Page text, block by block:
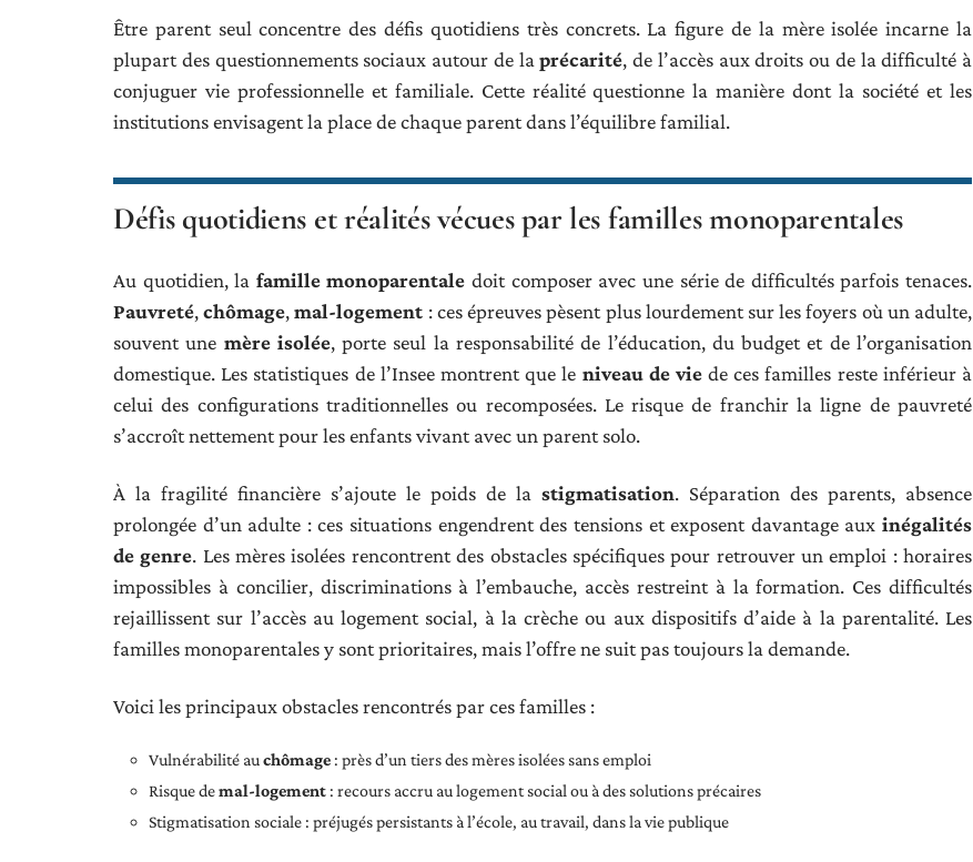
Être parent seul concentre des défis quotidiens très concrets. La figure de la mère isolée incarne la
plupart des questionnements sociaux autour de laprécarité, de l’accès aux droits ou de la difficulté à
conjuguer vie professionnelle et familiale. Cette réalité questionne la manière dont la société et les
institutions envisagent la place de chaque parent dans l’équilibre familial.
Défis quotidiens et réalités vécues par les familles monoparentales
Au quotidien, la famille monoparentale doit composer avec une série de difficultés parfois tenaces.
Pauvreté,chômage,mal-logement : ces épreuves pèsent plus lourdement sur les foyers où un adulte,
souvent une mère isolée, porte seul la responsabilité de l’éducation, du budget et de l’organisation
domestique. Les statistiques de l’Insee montrent que le niveau de viede ces familles reste inférieur à
celui des configurations traditionnelles ou recomposées. Le risque de franchir la ligne de pauvreté
s’accroît nettement pour les enfants vivant avec un parent solo.
À la fragilité financière s’ajoute le poids de la stigmatisation. Séparation des parents, absence
prolongée d’un adulte : ces situations engendrent des tensions et exposent davantage aux inégalités
de genre. Les mères isolées rencontrent des obstacles spécifiques pour retrouver un emploi : horaires
impossibles à concilier, discriminations à l’embauche, accès restreint à la formation. Ces difficultés
rejaillissent sur l’accès au logement social, à la crèche ou aux dispositifs d’aide à la parentalité. Les
familles monoparentales y sont prioritaires, mais l’offre ne suit pas toujours la demande.
Voici les principaux obstacles rencontrés par ces familles :
Vulnérabilité au chômage : près d’un tiers des mères isolées sans emploi
Risque demal-logement : recours accru au logement social ou à des solutions précaires
Stigmatisation sociale : préjugés persistants à l’école, au travail, dans la vie publique